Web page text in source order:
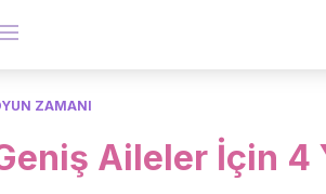
ZAMANI
Aileler İçin 4